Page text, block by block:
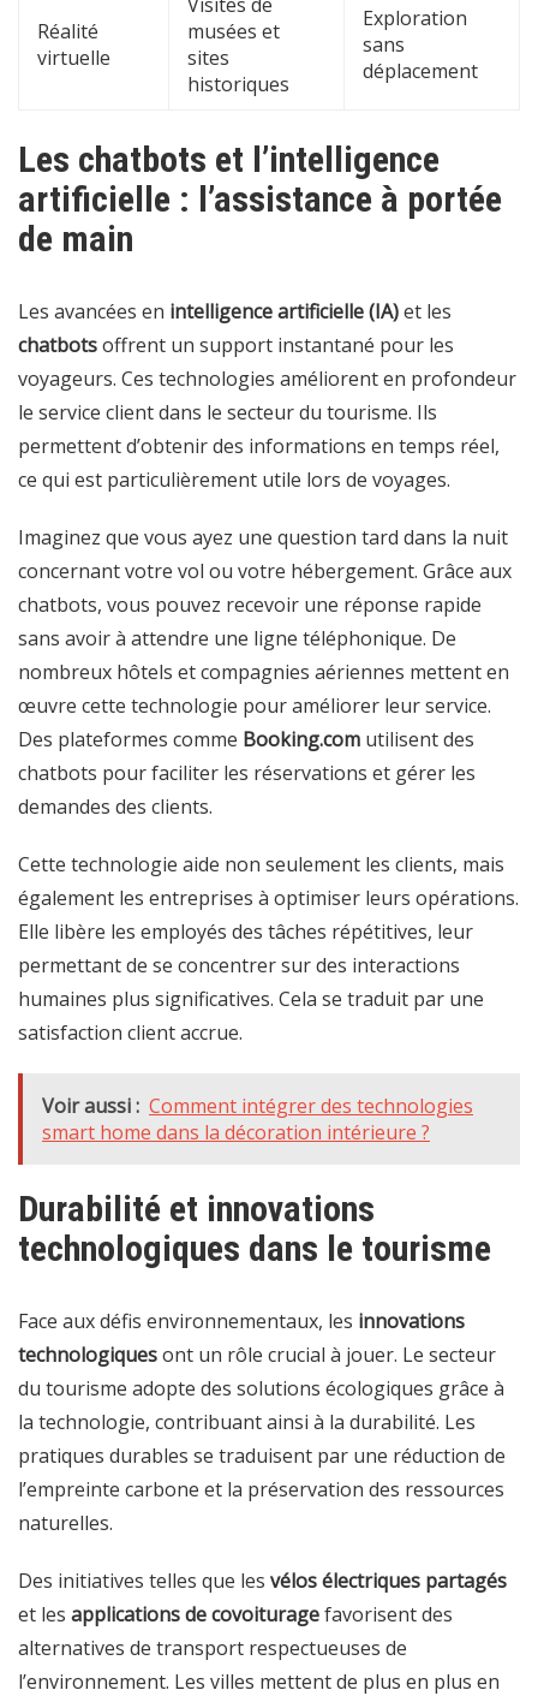
Réalité
virtuelle
musées et
sites
historiques
Exploration
sans
déplacement
Les chatbots et l’intelligence
artificielle : l’assistance à portée
de main
Les avancées en intelligence artificielle (IA)et les
chatbotsoffrent un support instantané pour les
voyageurs. Ces technologies améliorent en profondeur
le service client dans le secteur du tourisme. Ils
permettent d’obtenir des informations en temps réel,
ce qui est particulièrement utile lors de voyages.
Imaginez que vous ayez une question tard dans la nuit
concernant votre vol ou votre hébergement. Grâce aux
chatbots, vous pouvez recevoir une réponse rapide
sans avoir à attendre une ligne téléphonique. De
nombreux hôtels et compagnies aériennes mettent en
œuvre cette technologie pour améliorer leur service.
Des plateformes comme Booking.com utilisent des
chatbots pour faciliter les réservations et gérer les
demandes des clients.
Cette technologie aide non seulement les clients, mais
également les entreprises à optimiser leurs opérations.
Elle libère les employés des tâches répétitives, leur
permettant de se concentrer sur des interactions
humaines plus significatives. Cela se traduit par une
satisfaction client accrue.
Voir aussi : Comment intégrer des technologies
smart home dans la décoration intérieure ?
Durabilité et innovations
technologiques dans le tourisme
Face aux défis environnementaux, les innovations
technologiquesont un rôle crucial à jouer. Le secteur
du tourisme adopte des solutions écologiques grâce à
la technologie, contribuant ainsi à la durabilité. Les
pratiques durables se traduisent par une réduction de
l’empreinte carbone et la préservation des ressources
naturelles.
Des initiatives telles que les vélos électriques partagés
et les applications de covoituragefavorisent des
alternatives de transport respectueuses de
l’environnement. Les villes mettent de plus en plus en